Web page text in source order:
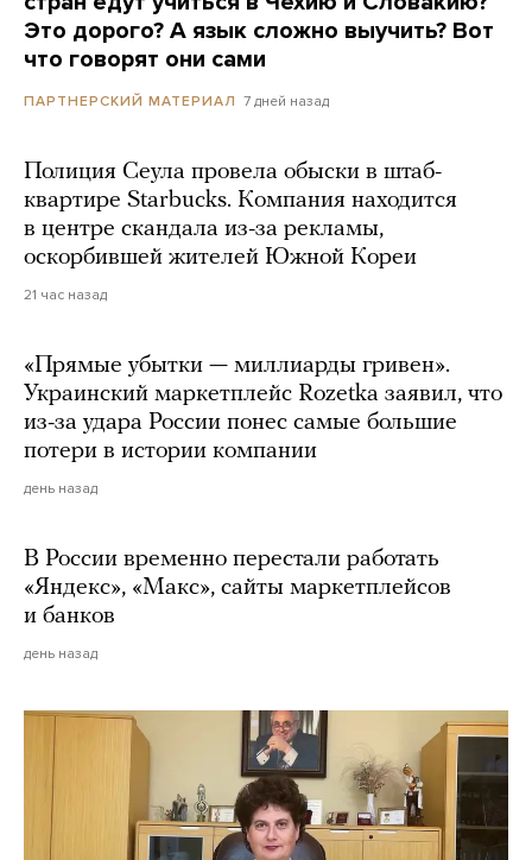
Это дорого? А язык сложно выучить? Вот
что говорят они сами
ПАРТНЕРСКИЙ МАТЕРИАЛ 7 дней назад
Полиция Сеула провела обыски в штаб-
квартире Starbucks. Компания находится
в центре скандала из-за рекламы,
оскорбившей жителей Южной Кореи
21 час назад
«Прямые убытки — миллиарды гривен».
Украинский маркетплейс Rozetka заявил, что
из-за удара России понес самые большие
потери в истории компании
день назад
В России временно перестали работать
«Яндекс», «Макс», сайты маркетплейсов
и банков
день назад